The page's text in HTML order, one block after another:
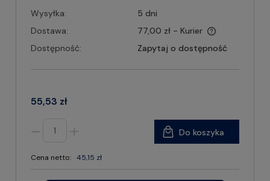
Wysyłka:
5 dni
Dostawa:
77,00 zł - Kurier
Dostępność:
Zapytaj o dostępność
55,53 zł
Cena netto: 45,15 zł
Do koszyka